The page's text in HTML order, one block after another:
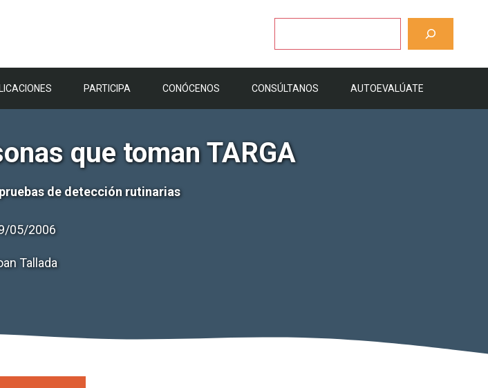
PARTICIPA CONÓCENOS CONSÚLTANOS AUTOEVALÚATE
que toman TARGA
de detección rutinarias
05/2006
Tallada